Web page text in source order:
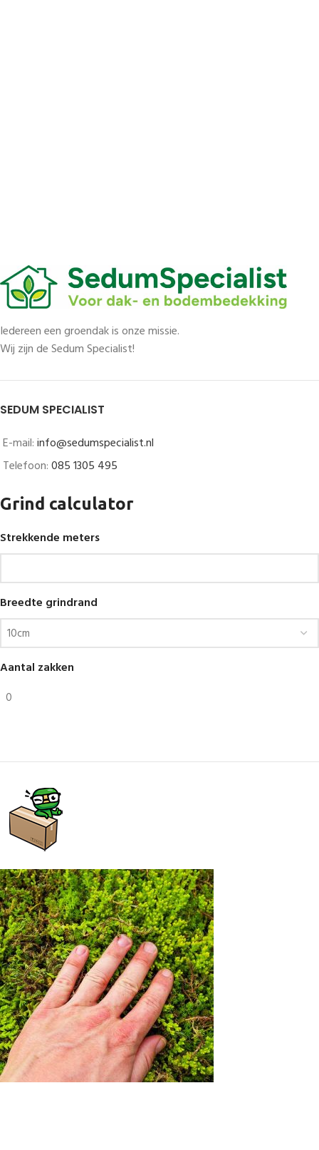
Iedereen een groendak is onze missie.
Wij zijn de Sedum Specialist!
SEDUM SPECIALIST
E-mail:info@sedumspecialist.nl
Telefoon:085 1305 495
Grind calculator
Strekkende meters
Breedte grindrand
Aantal zakken